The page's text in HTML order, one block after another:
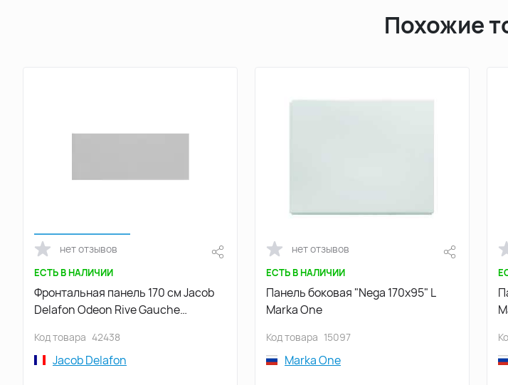
Похожие
нет отзывов
ЕСТЬ В НАЛИЧИИ
Фронтальная панель 170 см Jacob
Delafon Odeon Rive Gauche
Код товара 42438
Jacob Delafon
нет отзывов
ЕСТЬ В НАЛИЧИИ
Панель боковая "Nega 170х95" L
Marka One
Код товара 15097
Marka One